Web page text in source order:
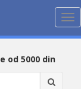
od 5000 din